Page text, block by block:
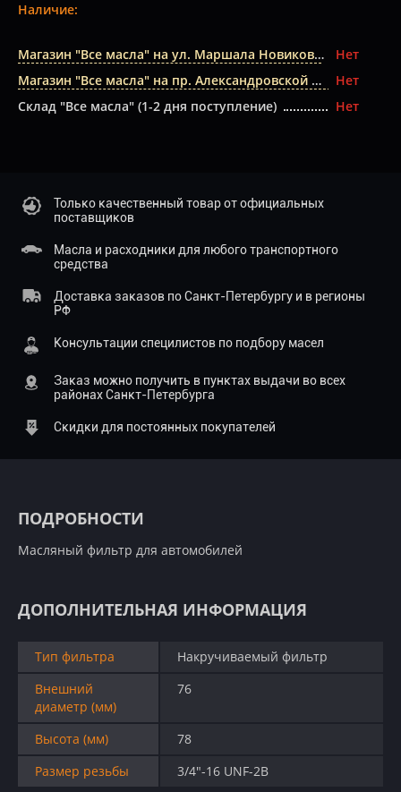
Наличие:
Магазин "Все масла" на ул. Маршала Новикова
Нет
Магазин "Все масла" на пр. Александровской Фермы
Нет
Склад "Все масла" (1-2 дня поступление)
Нет
Только качественный товар от официальных
поставщиков
Масла и расходники для любого транспортного
средства
Доставка заказов по Санкт-Петербургу и в регионы
РФ
Консультации специлистов по подбору масел
Заказ можно получить в пунктах выдачи во всех
районах Санкт-Петербурга
Скидки для постоянных покупателей
ПОДРОБНОСТИ
Масляный фильтр для автомобилей
ДОПОЛНИТЕЛЬНАЯ ИНФОРМАЦИЯ
Тип фильтра
Накручиваемый фильтр
Внешний
диаметр (мм)
76
Высота (мм)
78
Размер резьбы
3/4"-16 UNF-2B